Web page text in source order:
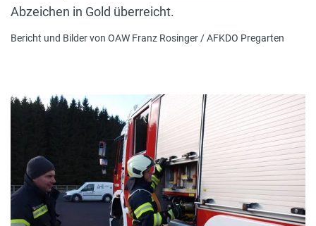
Abzeichen in Gold überreicht.
Bericht und Bilder von OAW Franz Rosinger / AFKDO Pregarten